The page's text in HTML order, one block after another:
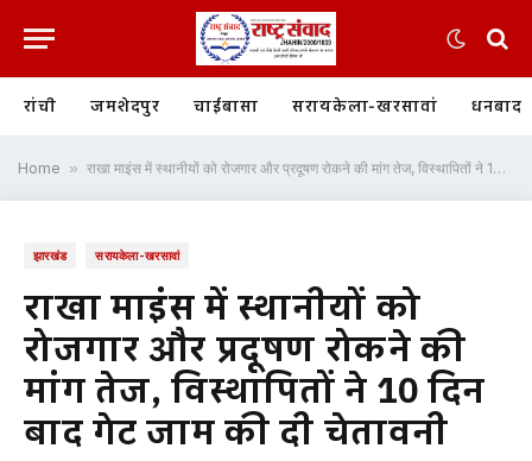
रांची जमशेदपुर चाईबासा सरायकेला-खरसावां धनबाद
Home » राखा माइंस में स्थानीयों को रोजगार और प्रदूषण रोकने की मांग तेज, विस्थापितों ने 10 दिन बाद गेट जाम की दी चेतावनी
झारखंड सरायकेला-खरसावां
राखा माइंस में स्थानीयों को
रोजगार और प्रदूषण रोकने की
मांग तेज, विस्थापितों ने 10 दिन
बाद गेट जाम की दी चेतावनी